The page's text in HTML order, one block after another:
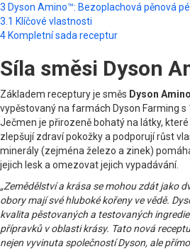
3 Dyson Amino™: Bezoplachová pěnová
3.1 Klíčové vlastnosti
4 Kompletní sada receptur
Síla směsi Dyson
Základem receptury je směs Dyson
vypěstovaný na farmách Dyson Farming s
Ječmen je přirozeně bohatý na látky,
zlepšují zdraví pokožky a podporují růst
minerály (zejména železo a zinek)
jejich lesk a omezovat jejich vypadávání.
„Zemědělství a krása se mohou zdát jako
obory mají své hluboké kořeny ve vědě.
kvalita pěstovaných a testovaných
přípravků v oblasti krásy. Tato nová
nejen vyvinuta společností Dyson, ale